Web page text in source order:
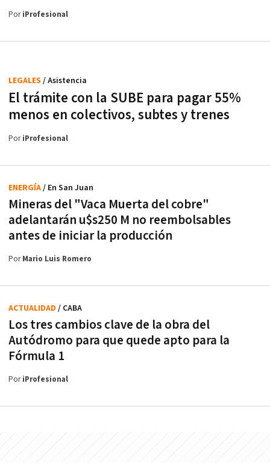
PoriProfesional
El trámite con la SUBE para pagar 55%
menos en colectivos, subtes y trenes
LEGALES / Asistencia
PoriProfesional
Mineras del "Vaca Muerta del cobre"
adelantarán u$s250 M no reembolsables
antes de iniciar la producción
ENERGÍA/ En San Juan
PorMario Luis Romero
Los tres cambios clave de la obra del
Autódromo para que quede apto para la
Fórmula 1
ACTUALIDAD / CABA
PoriProfesional